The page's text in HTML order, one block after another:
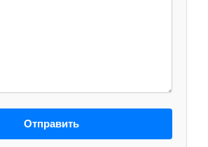
Отправить